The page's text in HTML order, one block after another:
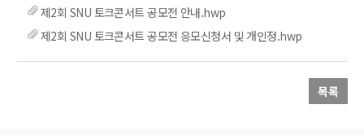
제2회 SNU 토크콘서트 공모전 안내.hwp
제2회 SNU 토크콘서트 공모전 응모신청서 및 개인정.hwp
목록